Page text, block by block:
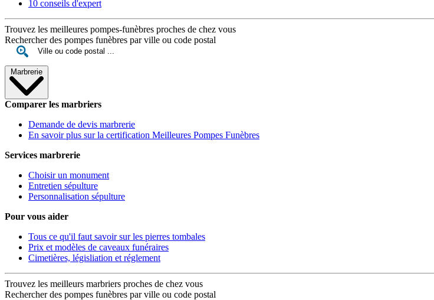
10 conseils d'expert
Trouvez les meilleures pompes-funèbres proches de chez vous
Rechercher des pompes funèbres par ville ou code postal
Marbrerie
Comparer les marbriers
Demande de devis marbrerie
En savoir plus sur la certification Meilleures Pompes Funèbres
Services marbrerie
Choisir un monument
Entretien sépulture
Personnalisation sépulture
Pour vous aider
Tous ce qu'il faut savoir sur les pierres tombales
Prix et modèles de caveaux funéraires
Cimetières, législiation et réglement
Trouvez les meilleurs marbriers proches de chez vous
Rechercher des pompes funèbres par ville ou code postal